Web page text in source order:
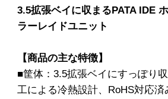
3.5拡張ベイに収まるPATA IDE
ラーレイドユニット
【商品の主な特徴】
■筐体：3.5拡張ベイにすっぽり
工による冷熱設計、RoHS対応済